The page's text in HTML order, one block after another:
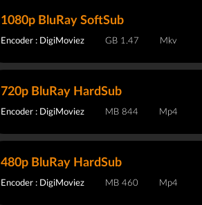
1080p BluRay SoftSub
Encoder : DigiMoviez 1.47 GB Mkv
720p BluRay HardSub
Encoder : DigiMoviez 844 MB Mp4
480p BluRay HardSub
Encoder : DigiMoviez 460 MB Mp4